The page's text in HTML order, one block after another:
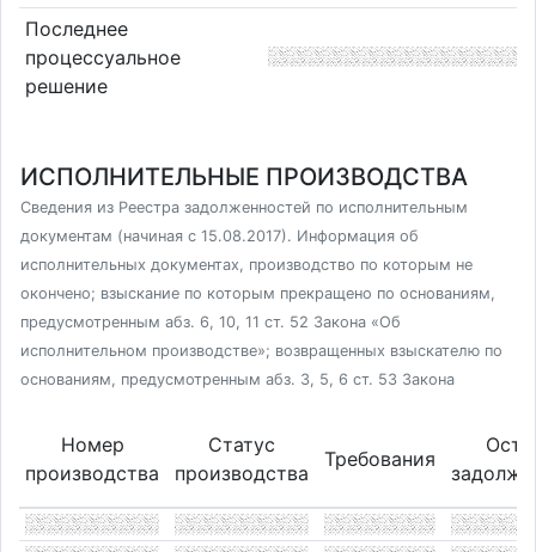
Последнее
процессуальное
решение
ИСПОЛНИТЕЛЬНЫЕ ПРОИЗВОДСТВА
Сведения из Реестра задолженностей по исполнительным
документам (начиная с 15.08.2017). Информация об
исполнительных документах, производство по которым не
окончено; взыскание по которым прекращено по основаниям,
предусмотренным абз. 6, 10, 11 ст. 52 Закона «Об
исполнительном производстве»; возвращенных взыскателю по
основаниям, предусмотренным абз. 3, 5, 6 ст. 53 Закона
Номер
производства
Статус
производства
Требования